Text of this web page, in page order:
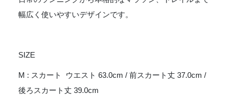
幅広く使いやすいデザインです。
SIZE
M : スカート ウエスト 63.0cm / 前スカート丈 37.0cm /
後ろスカート丈 39.0cm